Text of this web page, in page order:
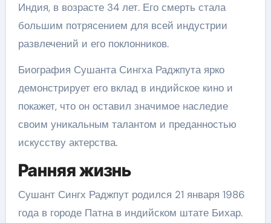
Индия, в возрасте 34 лет. Его смерть стала
большим потрясением для всей индустрии
развлечений и его поклонников.
Биография Сушанта Сингха Раджпута ярко
демонстрирует его вклад в индийское кино и
покажет, что он оставил значимое наследие
своим уникальным талантом и преданностью
искусству актерства.
Ранняя жизнь
Сушант Сингх Раджпут родился 21 января 1986
года в городе Патна в индийском штате Бихар.